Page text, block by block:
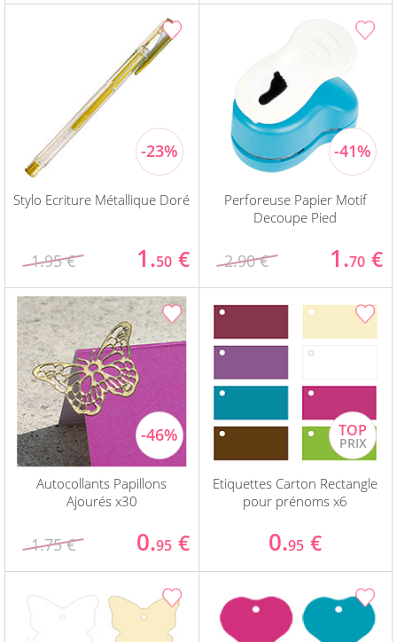
Stylo Ecriture Métallique Doré
1.95 € 1.50 €
Perforeuse Papier Motif
Decoupe Pied
2.90 € 1.70 €
Autocollants Papillons
Ajourés x30
1.75 € 0.95 €
Etiquettes Carton Rectangle
pour prénoms x6
0.95 €